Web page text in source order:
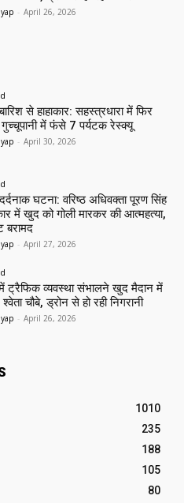
- April 26, 2026
से हाहाकार: सहस्त्रधारा में फिर
गुच्चूपानी में फंसे 7 पर्यटक रेस्क्यू
- April 30, 2026
घटना: वरिष्ठ अधिवक्ता पूरण सिंह
में खुद को गोली मारकर की आत्महत्या,
बरामद
- April 27, 2026
ट्रैफिक व्यवस्था संभालने खुद मैदान में
चौबे, ड्रोन से हो रही निगरानी
- April 26, 2026
1010
235
188
105
80